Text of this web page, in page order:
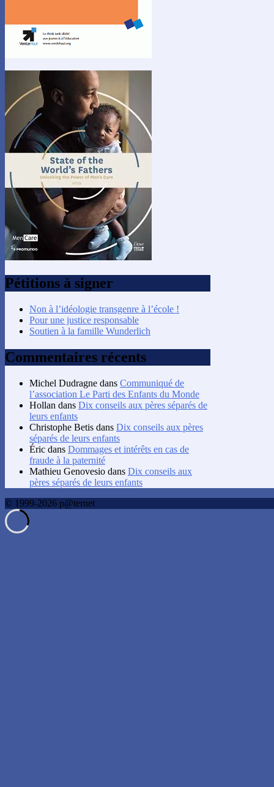
Pétitions à signer
Non à l’idéologie transgenre à l’école !
Pour une justice responsable
Soutien à la famille Wunderlich
Commentaires récents
Michel Dudragne dans Communiqué de
l’association Le Parti des Enfants du Monde
Hollan dans Dix conseils aux pères séparés de
leurs enfants
Christophe Betis dans Dix conseils aux pères
séparés de leurs enfants
Éric dans Dommages et intérêts en cas de
fraude à la paternité
Mathieu Genovesio dans Dix conseils aux
pères séparés de leurs enfants
© 1999-2026 p@ternet